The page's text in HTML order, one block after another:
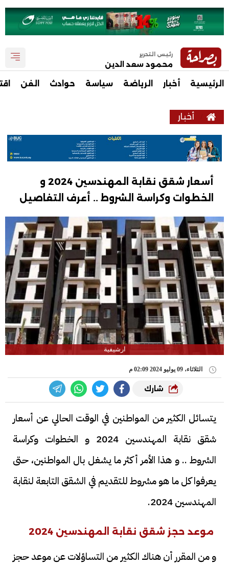
رئيس التحرير
محمود سعد الدين
الرئيسية أخبار الرياضة سياسة حوادث الفن
أخبار
أسعار شقق نقابة المهندسين 2024 و
الخطوات وكراسة الشروط .. أعرف التفاصيل
ارشيفية
الثلاثاء، 09 يوليو 2024 02:09 م
شارك
يتسائل الكثير من المواطنين في الوقت الحالي عن أسعار
شقق نقابة المهندسين 2024 و الخطوات وكراسة
الشروط .. و هذا الأمر أكثر ما يشغل بال المواطنين، حتى
يعرفوا كل ما هو مشروط للتقديم في الشقق التابعة لنقابة
المهندسين 2024.
موعد حجز شقق نقابة المهندسين 2024
و من المقرر أن هناك الكثير من التساؤلات عن موعد حجز